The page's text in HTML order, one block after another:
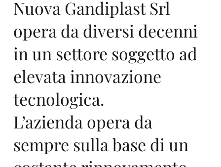
Nuova Gandiplast Srl
opera da diversi decenni
in un settore soggetto ad
elevata innovazione
tecnologica.
L’azienda opera da
sempre sulla base di un
Ga